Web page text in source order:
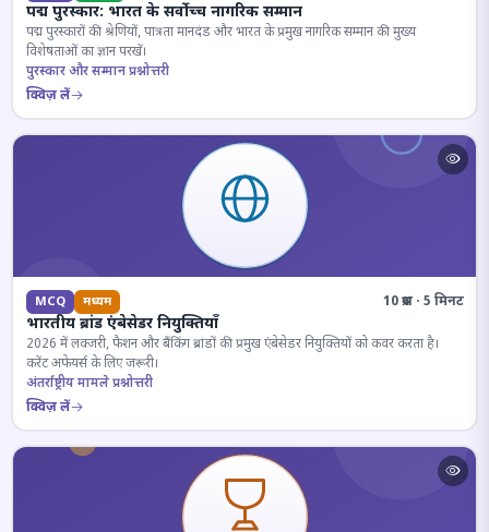
पद्म पुरस्कार: भारत के सर्वोच्च नागरिक सम्मान
पद्म पुरस्कारों की श्रेणियों, पात्रता मानदंड और भारत के प्रमुख नागरिक सम्मान की मुख्य
विशेषताओं का ज्ञान परखें।
पुरस्कार और सम्मान प्रश्नोत्तरी
क्विज़ लें
MCQ मध्यम 10 प्रश्न · 5 मिनट
भारतीय ब्रांड एंबेसेडर नियुक्तियाँ
2026 में लक्जरी, फैशन और बैंकिंग ब्रांडों की प्रमुख एंबेसेडर नियुक्तियों को कवर करता है।
करेंट अफेयर्स के लिए जरूरी।
अंतर्राष्ट्रीय मामले प्रश्नोत्तरी
क्विज़ लें